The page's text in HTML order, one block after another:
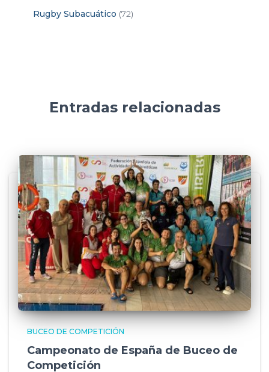
Rugby Subacuático (72)
Entradas relacionadas
BUCEO DE COMPETICIÓN
Campeonato de España de Buceo de
Competición